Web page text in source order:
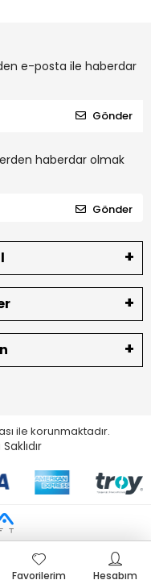
e-posta ile haberdar
Gönder
haberdar olmak
Gönder
ile korunmaktadır.
Favorilerim
Hesabım